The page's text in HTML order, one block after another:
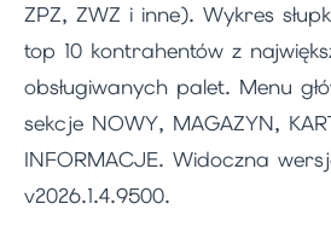
ZPZ, ZWZ i inne). Wykres
top 10 kontrahentów z
obsługiwanych palet. Menu
sekcje NOWY, MAGAZYN,
INFORMACJE. Widoczna
v2026.1.4.9500.